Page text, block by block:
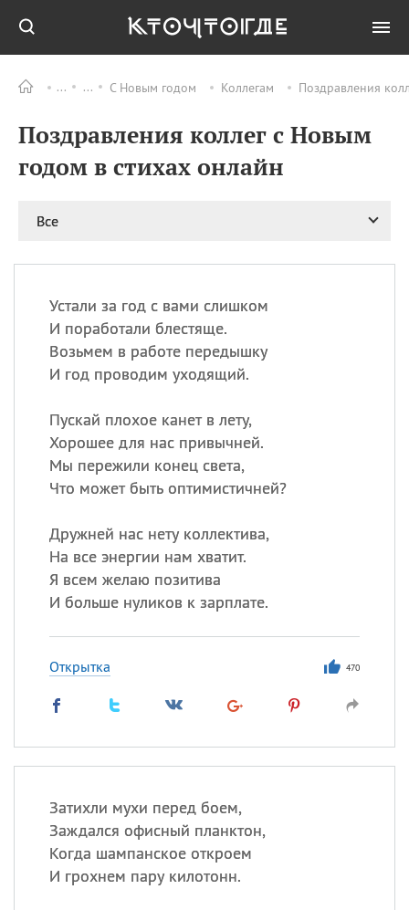
С Новым годом Коллегам Поздравления
Поздравления коллег с Новым
годом в стихах онлайн
Все
Устали за год с вами слишком
И поработали блестяще.
Возьмем в работе передышку
И год проводим уходящий.
Пускай плохое канет в лету,
Хорошее для нас привычней.
Мы пережили конец света,
Что может быть оптимистичней?
Дружней нас нету коллектива,
На все энергии нам хватит.
Я всем желаю позитива
И больше нуликов к зарплате.
Открытка 470
Затихли мухи перед боем,
Заждался офисный планктон,
Когда шампанское откроем
И грохнем пару килотонн.
ПРАЗДНИКИ Все
09.08 День памяти жертв
бомбардировки
день
рисового пудинга
09.08
(Smokey Bear Day)
Сегодня празднуют именины
Сергей, Теодор,
Посмотреть значение
происхождение